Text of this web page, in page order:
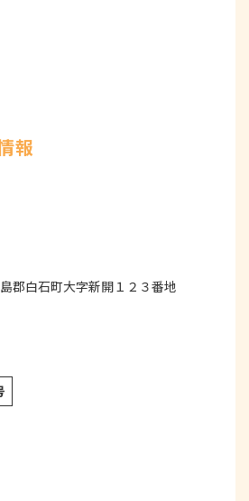
報
郡白石町大字新開１２３番地